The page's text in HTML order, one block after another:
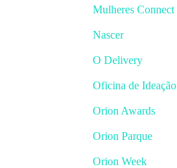
Mulheres Connect
Nascer
O Delivery
Oficina de Ideação
Orion Awards
Orion Parque
Orion Week